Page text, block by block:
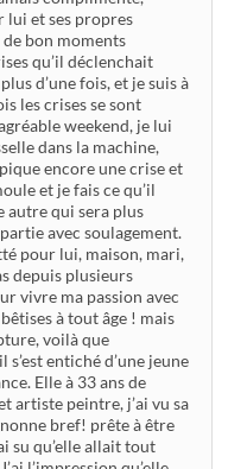
lui et ses propres
bon moments
qu’il déclenchait
d’une fois, et je suis à
les crises se sont
weekend, je lui
dans la machine,
encore une crise et
et je fais ce qu’il
autre qui sera plus
avec soulagement.
pour lui, maison, mari,
depuis plusieurs
vivre ma passion avec
à tout âge ! mais
voilà que
s’est entiché d’une jeune
Elle à 33 ans de
artiste peintre, j’ai vu sa
bref! prête à être
su qu’elle allait tout